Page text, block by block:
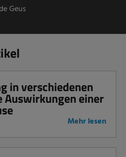
Geus
in verschiedenen
Auswirkungen einer
Mehr lesen